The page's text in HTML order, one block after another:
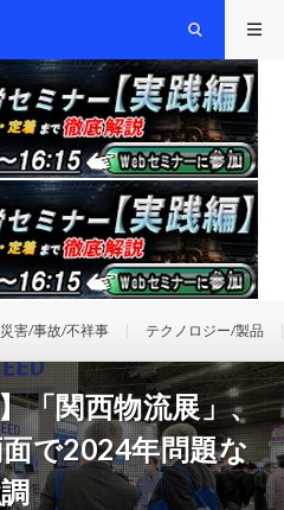
災害/事故/不祥事 テクノロジー/製品
「関西物流展」、
で2024年問題な